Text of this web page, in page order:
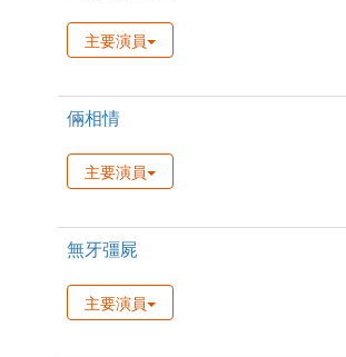
主要演員
倆相情
主要演員
無牙彊屍
主要演員